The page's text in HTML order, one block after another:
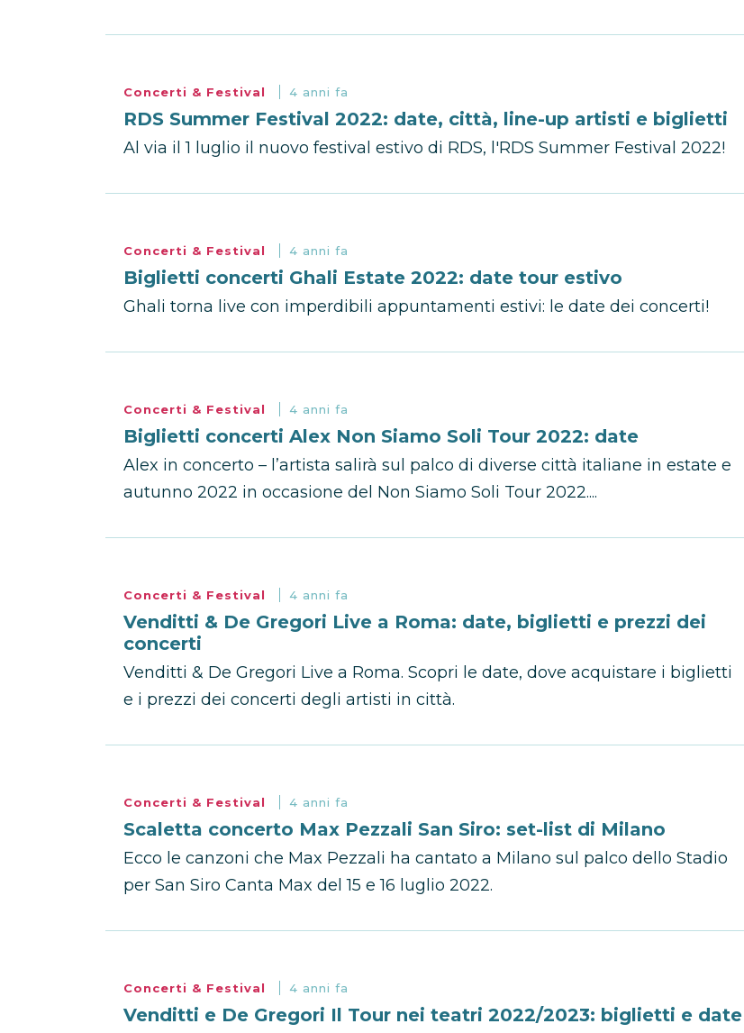
Concerti & Festival 4 anni fa
RDS Summer Festival 2022: date, città, line-up artisti e biglietti
Al via il 1 luglio il nuovo festival estivo di RDS, l'RDS Summer Festival 2022!
Concerti & Festival 4 anni fa
Biglietti concerti Ghali Estate 2022: date tour estivo
Ghali torna live con imperdibili appuntamenti estivi: le date dei concerti!
Concerti & Festival 4 anni fa
Biglietti concerti Alex Non Siamo Soli Tour 2022: date
Alex in concerto – l’artista salirà sul palco di diverse città italiane in estate e
autunno 2022 in occasione del Non Siamo Soli Tour 2022....
Concerti & Festival 4 anni fa
Venditti & De Gregori Live a Roma: date, biglietti e prezzi dei
concerti
Venditti & De Gregori Live a Roma. Scopri le date, dove acquistare i biglietti
e i prezzi dei concerti degli artisti in città.
Concerti & Festival 4 anni fa
Scaletta concerto Max Pezzali San Siro: set-list di Milano
Ecco le canzoni che Max Pezzali ha cantato a Milano sul palco dello Stadio
per San Siro Canta Max del 15 e 16 luglio 2022.
Concerti & Festival 4 anni fa
Venditti e De Gregori Il Tour nei teatri 2022/2023: biglietti e date